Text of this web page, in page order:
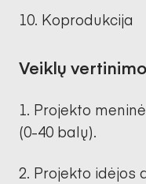
Koprodukcija
Veiklų
Projekto
(0-40 balų).
Projekto idėjos